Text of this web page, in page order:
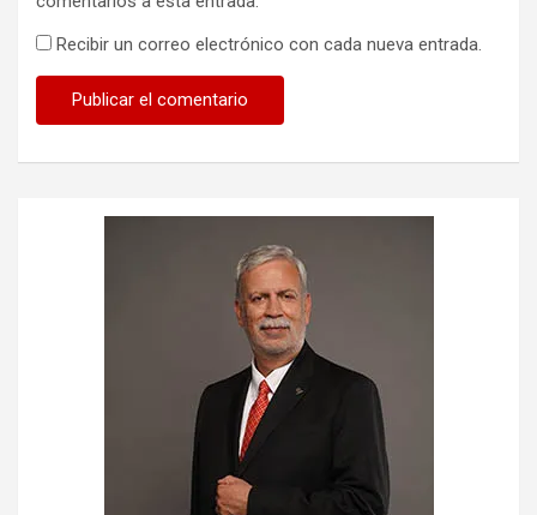
Recibir un correo electrónico con cada nueva entrada.